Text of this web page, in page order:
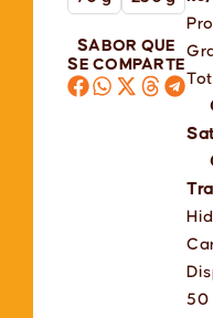
SABOR QUE
SE COMPARTE
50